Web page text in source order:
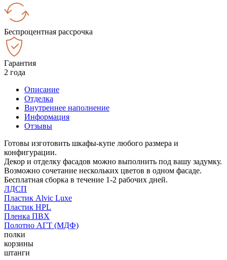
Беспроцентная рассрочка
Гарантия
2 года
Описание
Отделка
Внутреннее наполнение
Информация
Отзывы
Готовы изготовить шкафы-купе любого размера и
конфигурации.
Декор и отделку фасадов можно выполнить под вашу задумку.
Возможно сочетание нескольких цветов в одном фасаде.
Бесплатная сборка в течение 1-2 рабочих дней.
ЛДСП
Пластик Alvic Luxe
Пластик HPL
Пленка ПВХ
Полотно АГТ (МДФ)
полки
корзины
штанги